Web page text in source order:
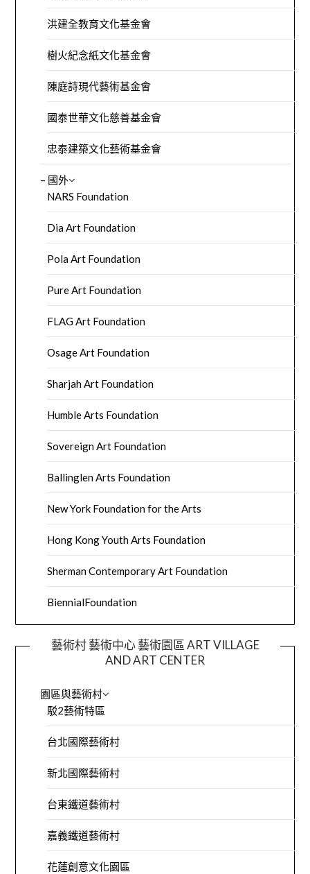
洪建全教育文化基金會
樹火紀念紙文化基金會
陳庭詩現代藝術基金會
國泰世華文化慈善基金會
忠泰建築文化藝術基金會
– 國外
NARS Foundation
Dia Art Foundation
Pola Art Foundation
Pure Art Foundation
FLAG Art Foundation
Osage Art Foundation
Sharjah Art Foundation
Humble Arts Foundation
Sovereign Art Foundation
Ballinglen Arts Foundation
New York Foundation for the Arts
Hong Kong Youth Arts Foundation
Sherman Contemporary Art Foundation
BiennialFoundation
藝術村 藝術中心 藝術園區 ART VILLAGE
AND ART CENTER
園區與藝術村
駁2藝術特區
台北國際藝術村
新北國際藝術村
台東鐵道藝術村
嘉義鐵道藝術村
花蓮創意文化園區